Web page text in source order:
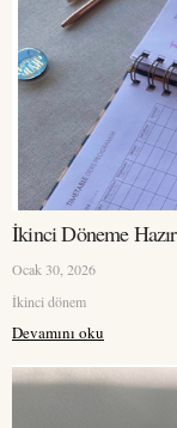
İkinci Döneme
Ocak 30, 2026
İkinci dönem
Devamını oku